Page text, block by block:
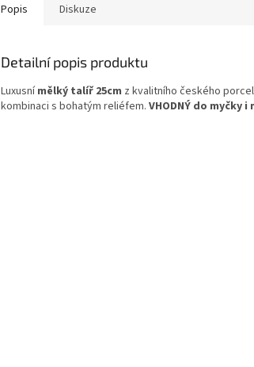
Popis Diskuze
Detailní popis produktu
Luxusnímělký talíř 25cm z kvalitního českého
kombinaci s bohatým reliéfem. VHODNÝ do myčky